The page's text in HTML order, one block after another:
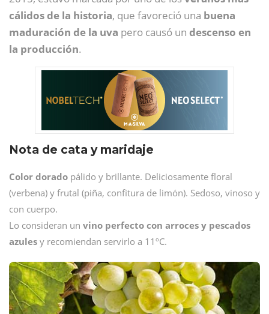
cálidos de la historia, que favoreció una buena
maduración de la uva pero causó un descenso en
la producción.
Nota de cata y maridaje
Color dorado pálido y brillante. Deliciosamente floral
(verbena) y frutal (piña, confitura de limón). Sedoso, vinoso y
con cuerpo.
Lo consideran un vino perfecto con arroces y pescados
azules y recomiendan servirlo a 11ºC.